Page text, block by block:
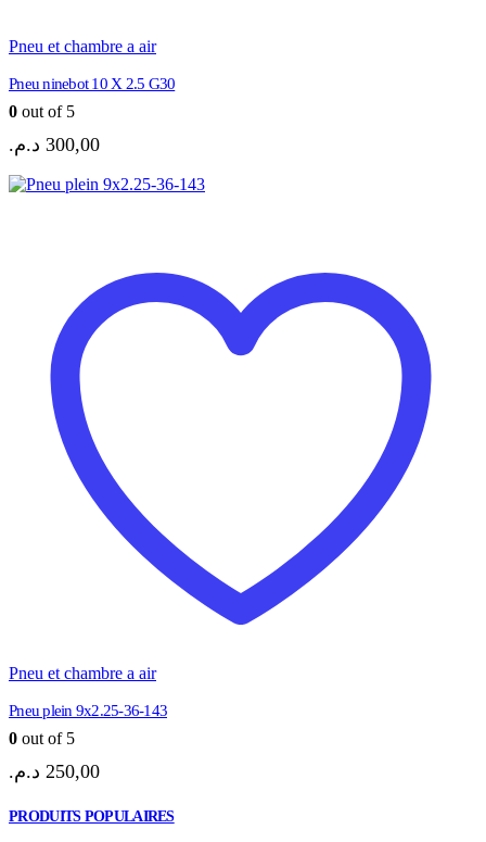
Pneu et chambre a air
Pneu ninebot 10 X 2.5 G30
0 out of 5
300,00 د.م.
Pneu et chambre a air
Pneu plein 9x2.25-36-143
0 out of 5
250,00 د.م.
PRODUITS POPULAIRES